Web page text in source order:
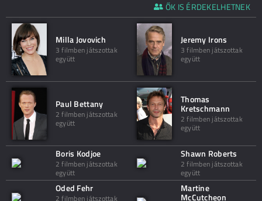
ŐK IS ÉRDEKELHETNEK
Milla Jovovich
3 filmben játszottak
együtt
Jeremy Irons
3 filmben játszottak
együtt
Paul Bettany
2 filmben játszottak
együtt
Thomas
Kretschmann
2 filmben játszottak
együtt
Boris Kodjoe
2 filmben játszottak
együtt
Shawn Roberts
2 filmben játszottak
együtt
Oded Fehr
2 filmben játszottak
Martine
McCutcheon